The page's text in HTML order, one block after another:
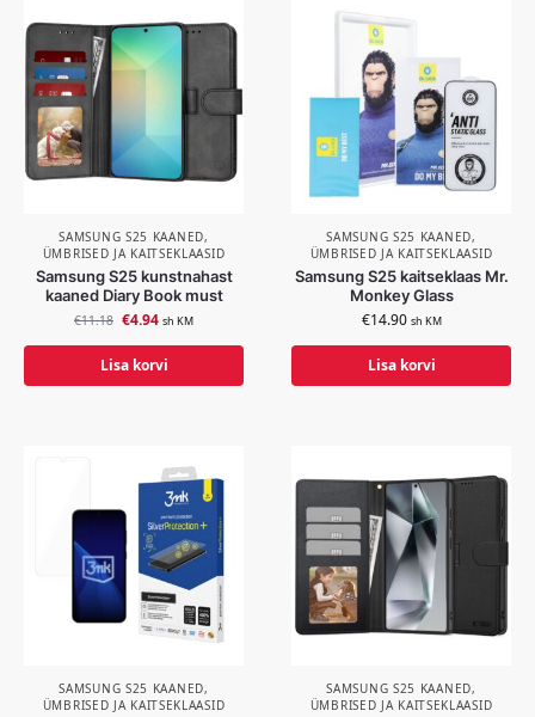
SAMSUNG S25 KAANED,
ÜMBRISED JA KAITSEKLAASID
Samsung S25 kunstnahast
kaaned Diary Book must
€11.18 €4.94 sh KM
Lisa korvi
SAMSUNG S25 KAANED,
ÜMBRISED JA KAITSEKLAASID
Samsung S25 kaitseklaas Mr.
Monkey Glass
€14.90 sh KM
Lisa korvi
SAMSUNG S25 KAANED,
ÜMBRISED JA KAITSEKLAASID
SAMSUNG S25 KAANED,
ÜMBRISED JA KAITSEKLAASID